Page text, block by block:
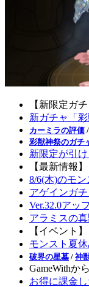
【新限定ガチ
新ガチャ「
カーミラの評価 /
彩獣神祭のガチ
新限定が引
【最新情報】
8/6(木)のモ
アゲインガ
Ver.32.0アッ
アラミスの
【イベント】
モンスト夏
破界の星墓 / 神
GameWithか
お得に課金